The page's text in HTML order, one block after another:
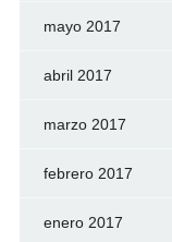
mayo 2017
abril 2017
marzo 2017
febrero 2017
enero 2017